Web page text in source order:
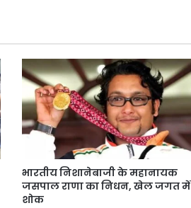
भारतीय निशानेबाजी के महानायक
जसपाल राणा का निधन, खेल जगत में
शोक